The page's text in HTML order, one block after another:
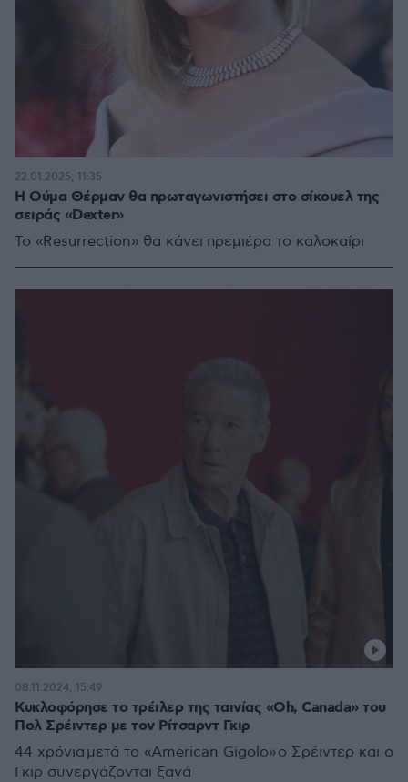
Η Ούμα Θέρμαν θα πρωταγωνιστήσει στο σίκουελ της
σειράς «Dexter»
Το «Resurrection» θα κάνει πρεμιέρα το καλοκαίρι
22.01.2025, 11:35
Κυκλοφόρησε το τρέιλερ της ταινίας «Oh, Canada» του
Πολ Σρέιντερ με τον Ρίτσαρντ Γκιρ
44 χρόνια μετά το «American Gigolo» ο Σρέιντερ και ο
Γκιρ συνεργάζονται ξανά
08.11.2024, 15:49